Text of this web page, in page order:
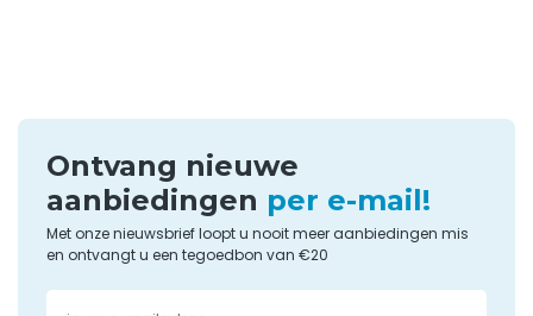
Een posterhouder voor de
horeca gebruiken
Met een goede raam posterhouder weten je gasten
meteen of je restaurant geopend is of niet. Ze zien dan ook
Ontvang nieuwe
aanbiedingen per e-mail!
Met onze nieuwsbrief loopt u nooit meer aanbiedingen mis
en ontvangt u een tegoedbon van €20